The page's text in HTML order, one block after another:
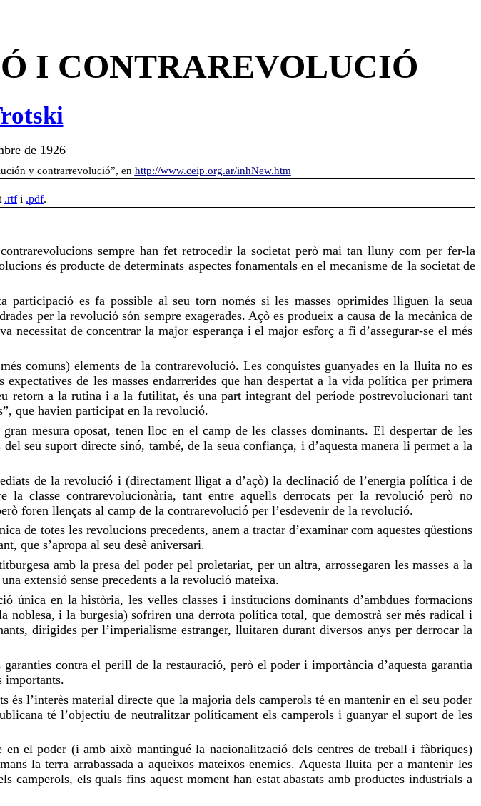
I CONTRAREVOLUCIÓ
de 1926
y contrarrevolució”, en http://www.ceip.org.ar/inhNew.htm
.rtfi .pdf.
sempre han fet retrocedir la societat però mai tan lluny com per fer-la
és producte de determinats aspectes fonamentals en el mecanisme de la societat de
participació es fa possible al seu torn només si les masses oprimides lliguen la seua
per la revolució són sempre exagerades. Açò es produeix a causa de la mecànica de
necessitat de concentrar la major esperança i el major esforç a fi d’assegurar-se el més
comuns) elements de la contrarevolució. Les conquistes guanyades en la lluita no es
de les masses endarrerides que han despertat a la vida política per primera
retorn a la rutina i a la futilitat, és una part integrant del període postrevolucionari tant
que havien participat en la revolució.
mesura oposat, tenen lloc en el camp de les classes dominants. El despertar de les
seu suport directe sinó, també, de la seua confiança, i d’aquesta manera li permet a la
de la revolució i (directament lligat a d’açò) la declinació de l’energia política i de
la classe contrarevolucionària, tant entre aquells derrocats per la revolució però no
foren llençats al camp de la contrarevolució per l’esdevenir de la revolució.
de totes les revolucions precedents, anem a tractar d’examinar com aquestes qüestions
que s’apropa al seu desè aniversari.
amb la presa del poder pel proletariat, per un altra, arrossegaren les masses a la
extensió sense precedents a la revolució mateixa.
única en la història, les velles classes i institucions dominants d’ambdues formacions
i la burgesia) sofriren una derrota política total, que demostrà ser més radical i
dirigides per l’imperialisme estranger, lluitaren durant diversos anys per derrocar la
contra el perill de la restauració, però el poder i importància d’aquesta garantia
importants.
l’interès material directe que la majoria dels camperols té en mantenir en el seu poder
té l’objectiu de neutralitzar políticament els camperols i guanyar el suport de les
el poder (i amb això mantingué la nacionalització dels centres de treball i fàbriques)
la terra arrabassada a aqueixos mateixos enemics. Aquesta lluita per a mantenir les
els quals fins aquest moment han estat abastats amb productes industrials a